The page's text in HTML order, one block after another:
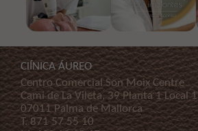
ClÍNICA ÁUREO
Centro Comercial Son Moix Centre
Cami de La Vileta, 39 Planta 1 Local 1
07011 Palma de Mallorca
T.871 57 55 10